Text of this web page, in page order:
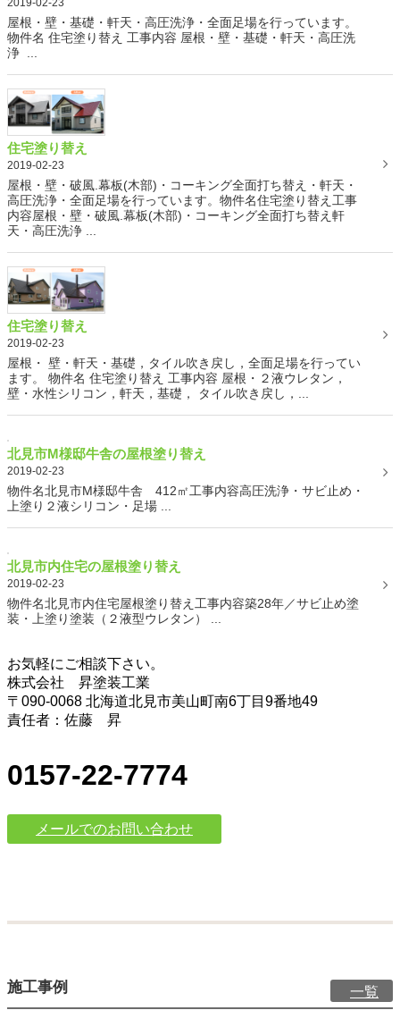
2019-02-23
屋根・壁・基礎・軒天・高圧洗浄・全面足場を行っています。
物件名 住宅塗り替え 工事内容 屋根・壁・基礎・軒天・高圧洗
浄 ...
住宅塗り替え
2019-02-23
屋根・壁・破風.幕板(木部)・コーキング全面打ち替え・軒天・
高圧洗浄・全面足場を行っています。物件名住宅塗り替え工事
内容屋根・壁・破風.幕板(木部)・コーキング全面打ち替え軒
天・高圧洗浄 ...
住宅塗り替え
2019-02-23
屋根・ 壁・軒天・基礎，タイル吹き戻し，全面足場を行ってい
ます。 物件名 住宅塗り替え 工事内容 屋根・２液ウレタン，
壁・水性シリコン，軒天，基礎， タイル吹き戻し，...
北見市M様邸牛舎の屋根塗り替え
2019-02-23
物件名北見市M様邸牛舎 412㎡工事内容高圧洗浄・サビ止め・
上塗り２液シリコン・足場 ...
北見市内住宅の屋根塗り替え
2019-02-23
物件名北見市内住宅屋根塗り替え工事内容築28年／サビ止め塗
装・上塗り塗装（２液型ウレタン） ...
お気軽にご相談下さい。
株式会社 昇塗装工業
〒090-0068 北海道北見市美山町南6丁目9番地49
責任者：佐藤 昇
0157-22-7774
メールでのお問い合わせ
施工事例 一覧